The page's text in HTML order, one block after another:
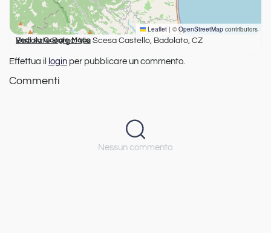
Leaflet | ©OpenStreetMap contributors
Badolato Borgo, Via Scesa Castello, Badolato, CZ
Vedi su Google Maps
Effettua il login per pubblicare un commento.
Commenti
Nessun commento